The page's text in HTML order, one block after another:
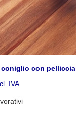
coniglio con pelliccia
IVA